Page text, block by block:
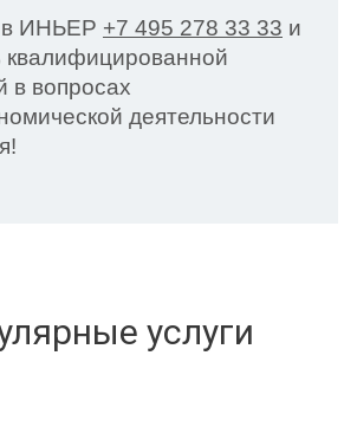
в ИНЬЕР +7 495 278 33 33 и
квалифицированной
в вопросах
деятельности
услуги